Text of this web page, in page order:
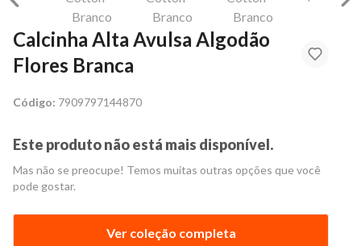
Calcinha Alta Avulsa Algodão
Flores Branca
Código: 7909797144870
Este produto não está mais disponível.
Mas não se preocupe! Temos muitas outras opções que você
pode gostar.
Ver coleção completa